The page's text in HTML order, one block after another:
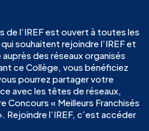
de l’IREF est ouvert à toutes les
souhaitent rejoindre l’IREF et
des réseaux organisés
ce Collège, vous bénéficiez
pourrez partager votre
avec les têtes de réseaux,
Concours « Meilleurs Franchisés
Rejoindre l’IREF, c’est accéder